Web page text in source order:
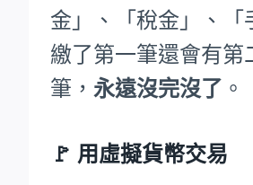
金」、「稅金」、「
繳了第一筆還會有第
筆， 永遠沒完沒了 。
🚩 用虛擬貨幣交易